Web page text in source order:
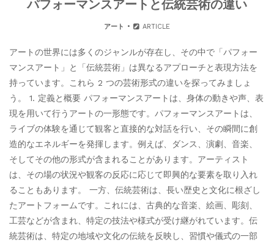
パフォーマンスアートと伝統芸術の違い
アート ARTICLE
アートの世界には多くのジャンルが存在し、その中で「パフォー
マンスアート」と「伝統芸術」は異なるアプローチと表現方法を
持っています。これら 2 つの芸術形式の違いを探ってみましょ
う。 1. 定義と概要 パフォーマンスアートは、身体の動きや声、表
現を用いて行うアートの一形態です。パフォーマンスアートは、
ライブの体験を通じて観客と直接的な対話を行い、その瞬間に創
造的なエネルギーを発揮します。例えば、ダンス、演劇、音楽、
そしてその他の形式が含まれることがあります。アーティスト
は、その場の状況や観客の反応に応じて即興的な要素を取り入れ
ることもあります。 一方、伝統芸術は、長い歴史と文化に根ざし
たアートフォームです。これには、古典的な音楽、絵画、彫刻、
工芸などが含まれ、特定の技法や様式が受け継がれています。伝
統芸術は、特定の地域や文化の伝統を反映し、習慣や儀式の一部